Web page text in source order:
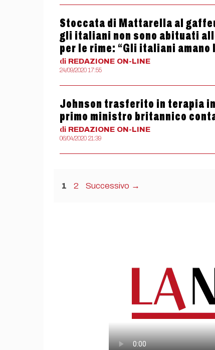
Stoccata di Mattarella al
gli italiani non sono abituati
per le rime: “Gli italiani amano
di REDAZIONE ON-LINE
24/09/2020 17:55
Johnson trasferito in terapia
primo ministro britannico
di REDAZIONE ON-LINE
06/04/2020 21:39
Pagina
1 Pagina
2 Successivo →